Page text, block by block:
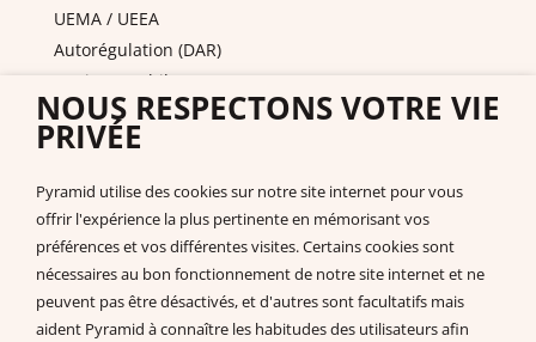
UEMA / UEEA
Autorégulation (DAR)
Equipes mobiles / PAS
DITEP et services de l'ASE
Nous contacter
+33 175432963
support@pecs-france.fr
Numéro de déclaration : 11940926794
SIRET : 444 268 320 000 41
La documentation
NOUS RESPECTONS VOTRE VIE
PRIVÉE
Pyramid utilise des cookies sur notre site internet pour vous
offrir l'expérience la plus pertinente en mémorisant vos
préférences et vos différentes visites. Certains cookies sont
nécessaires au bon fonctionnement de notre site internet et ne
peuvent pas être désactivés, et d'autres sont facultatifs mais
aident Pyramid à connaître les habitudes des utilisateurs afin